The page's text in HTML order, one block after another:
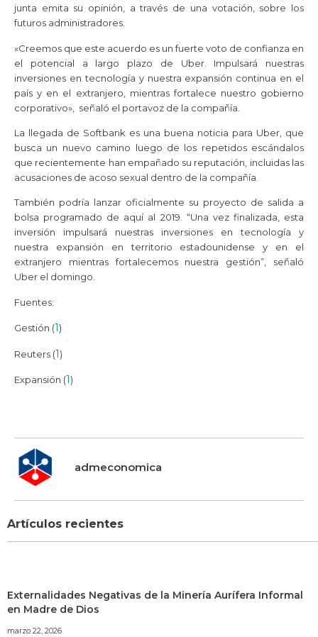
junta emita su opinión, a través de una votación, sobre los
futuros administradores.
«Creemos que este acuerdo es un fuerte voto de confianza en
el potencial a largo plazo de Uber. Impulsará nuestras
inversiones en tecnología y nuestra expansión continua en el
país y en el extranjero, mientras fortalece nuestro gobierno
corporativo», señaló el portavoz de la compañía.
La llegada de Softbank es una buena noticia para Uber, que
busca un nuevo camino luego de los repetidos escándalos
que recientemente han empañado su reputación, incluidas las
acusaciones de acoso sexual dentro de la compañía.
También podría lanzar oficialmente su proyecto de salida a
bolsa programado de aquí al 2019. “Una vez finalizada, esta
inversión impulsará nuestras inversiones en tecnología y
nuestra expansión en territorio estadounidense y en el
extranjero mientras fortalecemos nuestra gestión”, señaló
Uber el domingo.
Fuentes:
Gestión (1)
Reuters (1)
Expansión (1)
admeconomica
Artículos recientes
Externalidades Negativas de la Minería Aurífera Informal
en Madre de Dios
marzo 22, 2026